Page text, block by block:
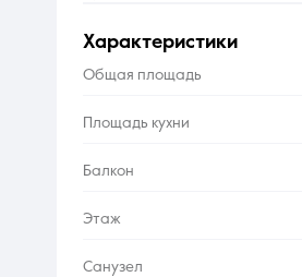
характеристики
Общая площадь
Площадь кухни
Балкон
Этаж
Санузел